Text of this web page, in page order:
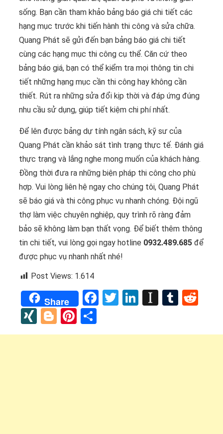
sống. Bạn cần tham khảo bảng báo giá chi tiết các
hạng mục trước khi tiến hành thi công và sửa chữa.
Quang Phát sẽ gửi đến bạn bảng báo giá chi tiết
cùng các hạng mục thi công cụ thể. Căn cứ theo
bảng báo giá, bạn có thể kiểm tra mọi thông tin chi
tiết những hạng mục cần thi công hay không cần
thiết. Rút ra những sửa đổi kịp thời và đáp ứng đúng
nhu cầu sử dụng, giúp tiết kiệm chi phí nhất.
Để lên được bảng dự tính ngân sách, kỹ sư của
Quang Phát cần khảo sát tình trạng thực tế. Đánh giá
thực trạng và lắng nghe mong muốn của khách hàng.
Đồng thời đưa ra những biện pháp thi công cho phù
hợp. Vui lòng liên hệ ngay cho chúng tôi, Quang Phát
sẽ báo giá và thi công phục vụ nhanh chóng. Đội ngũ
thợ làm việc chuyên nghiệp, quy trình rõ ràng đảm
bảo sẽ không làm bạn thất vọng. Để biết thêm thông
tin chi tiết, vui lòng gọi ngay hotline 0932.489.685 để
được phục vụ nhanh nhất nhé!
Post Views: 1.614
Share Facebook
Twitter
LinkedIn
XINGBloggerPinterest